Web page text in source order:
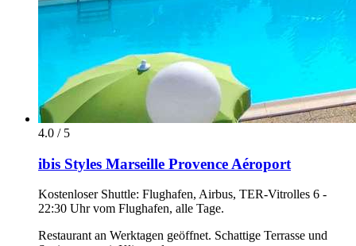
4.0 / 5
ibis Styles Marseille Provence Aéroport
Kostenloser Shuttle: Flughafen, Airbus, TER-Vitrolles 6 -
22:30 Uhr vom Flughafen, alle Tage.
Restaurant an Werktagen geöffnet. Schattige Terrasse und